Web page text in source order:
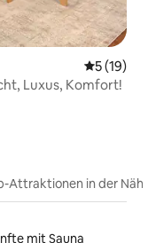
5 (19)
Luxus, Komfort!
Attraktionen in der
mit Sauna